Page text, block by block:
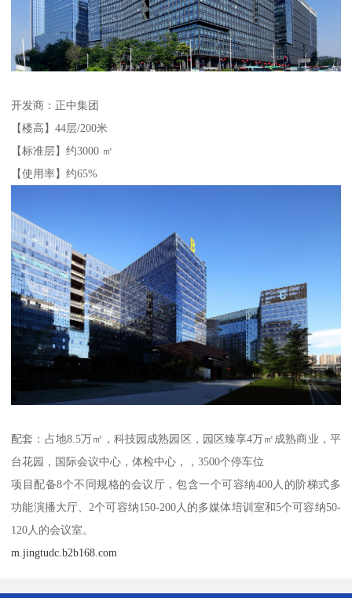
开发商：正中集团
【楼高】44层/200米
【标准层】约3000 ㎡
【使用率】约65%
配套：占地8.5万㎡，科技园成熟园区，园区臻享4万㎡成熟商业，平
台花园，国际会议中心，体检中心，，3500个停车位
项目配备8个不同规格的会议厅，包含一个可容纳400人的阶梯式多
功能演播大厅、2个可容纳150-200人的多媒体培训室和5个可容纳50-
120人的会议室。
m.jingtudc.b2b168.com